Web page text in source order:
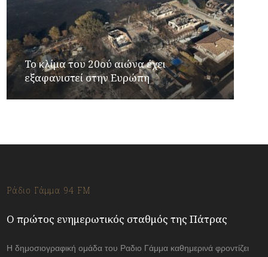
Το κλίμα του 20ού αιώνα έχει
εξαφανιστεί στην Ευρώπη
Ράδιο Γάμμα 94 FM
Ο πρώτος ενημερωτικός σταθμός της Πάτρας
Η δημοσιογραφική ομάδα του Ραδιο Γάμμα καθημερινά φροντίζει